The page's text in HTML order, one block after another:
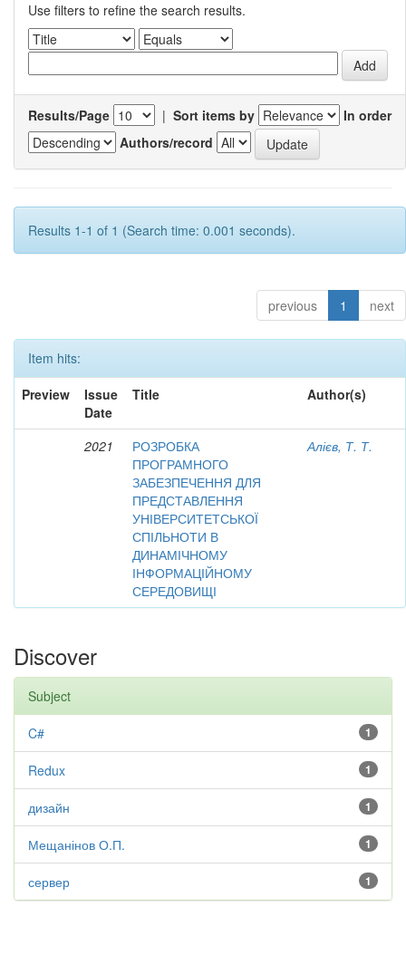
Use filters to refine the search results.
Results/Page | Sort items by
In order
Authors/record
Results 1-1 of 1 (Search time: 0.001 seconds).
previous 1 next
Item hits:
Preview
Issue
Date
Title Author(s)
2021
РОЗРОБКА
ПРОГРАМНОГО
ЗАБЕЗПЕЧЕННЯ ДЛЯ
ПРЕДСТАВЛЕННЯ
УНІВЕРСИТЕТСЬКОЇ
СПІЛЬНОТИ В
ДИНАМІЧНОМУ
ІНФОРМАЦІЙНОМУ
СЕРЕДОВИЩІ
Алієв, Т. Т.
Discover
Subject
1
C#
1
Redux
1
дизайн
1
Мещанінов О.П.
1
сервер